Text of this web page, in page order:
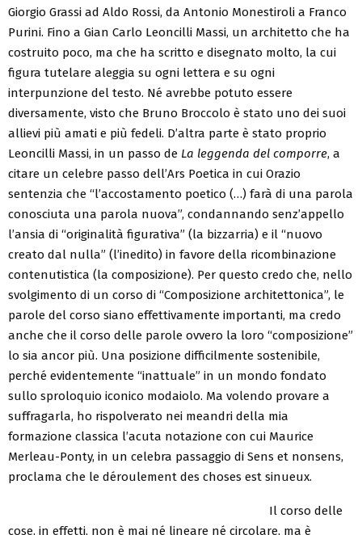
Giorgio Grassi ad Aldo Rossi, da Antonio Monestiroli a Franco
Purini. Fino a Gian Carlo Leoncilli Massi, un architetto che ha
costruito poco, ma che ha scritto e disegnato molto, la cui
figura tutelare aleggia su ogni lettera e su ogni
interpunzione del testo. Né avrebbe potuto essere
diversamente, visto che Bruno Broccolo è stato uno dei suoi
allievi più amati e più fedeli. D’altra parte è stato proprio
Leoncilli Massi, in un passo de La leggenda del comporre, a
citare un celebre passo dell’Ars Poetica in cui Orazio
sentenzia che “l’accostamento poetico (…) farà di una parola
conosciuta una parola nuova”, condannando senz’appello
l’ansia di “originalità figurativa” (la bizzarria) e il “nuovo
creato dal nulla” (l’inedito) in favore della ricombinazione
contenutistica (la composizione). Per questo credo che, nello
svolgimento di un corso di “Composizione architettonica”, le
parole del corso siano effettivamente importanti, ma credo
anche che il corso delle parole ovvero la loro “composizione”
lo sia ancor più. Una posizione difficilmente sostenibile,
perché evidentemente “inattuale” in un mondo fondato
sullo sproloquio iconico modaiolo. Ma volendo provare a
suffragarla, ho rispolverato nei meandri della mia
formazione classica l’acuta notazione con cui Maurice
Merleau-Ponty, in un celebra passaggio di Sens et nonsens,
proclama che le déroulement des choses est sinueux.
Il corso delle
cose, in effetti, non è mai né lineare né circolare, ma è